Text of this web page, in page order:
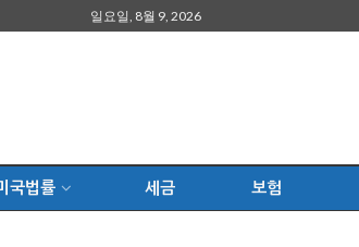
일요일, 8월 9, 2026
국법률 세금 보험